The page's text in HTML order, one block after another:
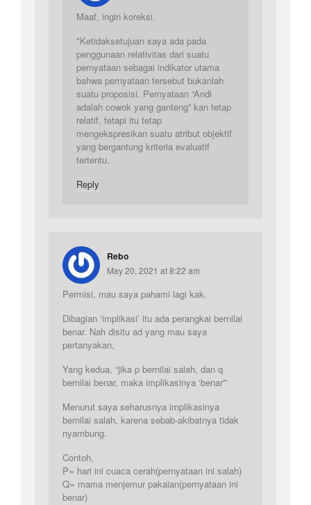
Maaf, ingin koreksi.
*Ketidaksetujuan saya ada pada
penggunaan relativitas dari suatu
pernyataan sebagai indikator utama
bahwa pernyataan tersebut bukanlah
suatu proposisi. Pernyataan “Andi
adalah cowok yang ganteng” kan tetap
relatif, tetapi itu tetap
mengekspresikan suatu atribut objektif
yang bergantung kriteria evaluatif
tertentu.
Reply
Rebo
May 20, 2021 at 8:22 am
Permisi, mau saya pahami lagi kak.
Dibagian ‘implikasi’ itu ada perangkai bernilai
benar. Nah disitu ad yang mau saya
pertanyakan,
Yang kedua, “jika p bernilai salah, dan q
bernilai benar, maka implikasinya ‘benar'”
Menurut saya seharusnya implikasinya
bernilai salah, karena sebab-akibatnya tidak
nyambung.
Contoh,
P= hari ini cuaca cerah(pernyataan ini salah)
Q= mama menjemur pakaian(pernyataan ini
benar)